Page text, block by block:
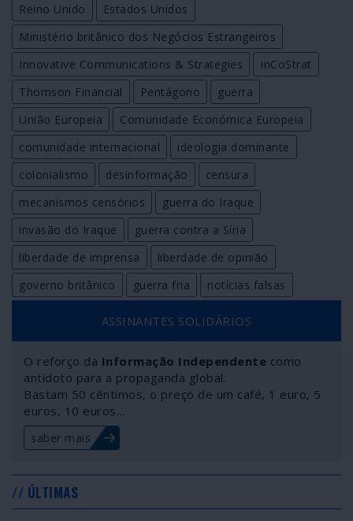
Reino Unido
Estados Unidos
Ministério britânico dos Negócios Estrangeiros
Innovative Communications & Strategies
InCoStrat
Thomson Financial
Pentágono
guerra
União Europeia
Comunidade Económica Europeia
comunidade internacional
ideologia dominante
colonialismo
desinformação
censura
mecanismos censórios
guerra do Iraque
invasão do Iraque
guerra contra a Síria
liberdade de imprensa
liberdade de opinião
governo britânico
guerra fria notícias falsas
ASSINANTES SOLIDÁRIOS
O reforço da Informação Independente como
antídoto para a propaganda global.
Bastam 50 cêntimos, o preço de um café, 1 euro, 5
euros, 10 euros…
saber mais
// ÚLTIMAS